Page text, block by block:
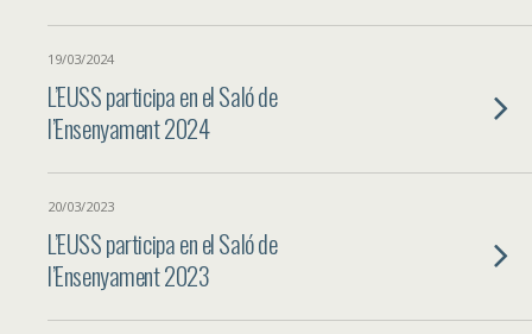
19/03/2024
L’EUSS participa en el Saló de
l’Ensenyament 2024
20/03/2023
L’EUSS participa en el Saló de
l’Ensenyament 2023